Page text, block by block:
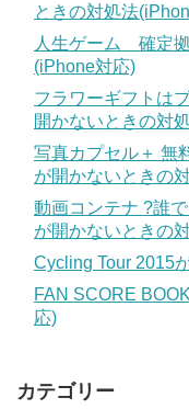
ときの対処法
人生ゲーム 確定
(iPhone対応)
フラワーギフトは
開かないときの対
写真カプセル＋ 無
が開かないときの
動画コンテナ ?誰
が開かないときの
Cycling Tour 2015
FAN SCORE
応)
カテゴリー